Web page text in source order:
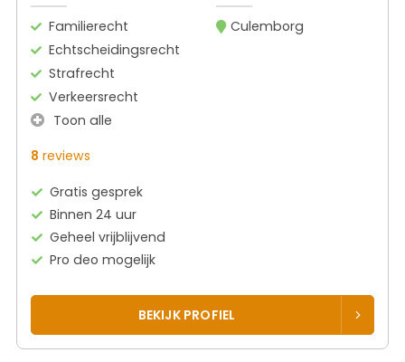
Familierecht
Echtscheidingsrecht
Strafrecht
Verkeersrecht
Toon alle
Culemborg
8 reviews
Gratis gesprek
Binnen 24 uur
Geheel vrijblijvend
Pro deo mogelijk
BEKIJK PROFIEL